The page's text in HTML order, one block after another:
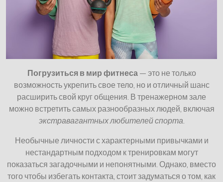
Погрузиться в мир фитнеса— это не только
возможность укрепить свое тело, но и отличный шанс
расширить свой круг общения. В тренажерном зале
можно встретить самых разнообразных людей, включая
экстравагантных любителей спорта.
Необычные личности с характерными привычками и
нестандартным подходом к тренировкам могут
показаться загадочными и непонятными. Однако, вместо
того чтобы избегать контакта, стоит задуматься о том, как